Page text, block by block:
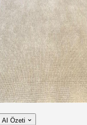
AI Özeti